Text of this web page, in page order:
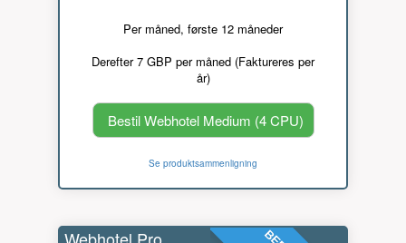
Per måned, første 12 måneder
Derefter 7 GBP per måned (Faktureres per
år)
Bestil Webhotel Medium (4 CPU)
Se produktsammenligning
Webhotel Pro